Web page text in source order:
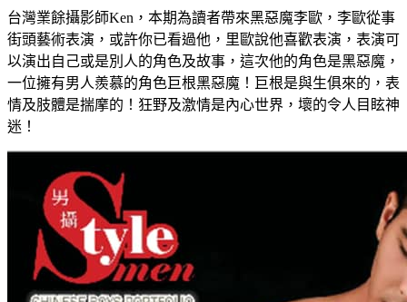
台灣業餘攝影師Ken，本期為讀者帶來黑惡魔李歐，李歐從事
街頭藝術表演，或許你已看過他，里歐說他喜歡表演，表演可
以演出自己或是別人的角色及故事，這次他的角色是黑惡魔，
一位擁有男人羨慕的角色巨根黑惡魔！巨根是與生俱來的，表
情及肢體是揣摩的！狂野及激情是內心世界，壞的令人目眩神
迷！